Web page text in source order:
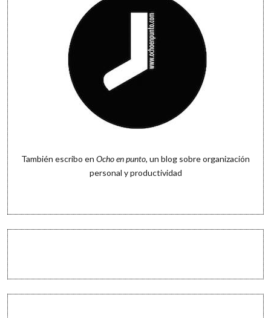
También escribo en Ocho en punto, un blog sobre organización
personal y productividad